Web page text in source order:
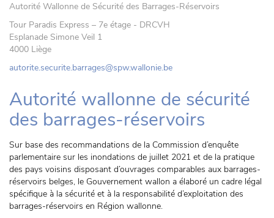
Autorité Wallonne de Sécurité des Barrages-Réservoirs
Tour Paradis Express – 7e étage - DRCVH
Esplanade Simone Veil 1
4000 Liège
autorite.securite.barrages@spw.wallonie.be
Autorité wallonne de sécurité
des barrages-réservoirs
Sur base des recommandations de la Commission d’enquête
parlementaire sur les inondations de juillet 2021 et de la pratique
des pays voisins disposant d’ouvrages comparables aux barrages-
réservoirs belges, le Gouvernement wallon a élaboré un cadre légal
spécifique à la sécurité et à la responsabilité d’exploitation des
barrages-réservoirs en Région wallonne.